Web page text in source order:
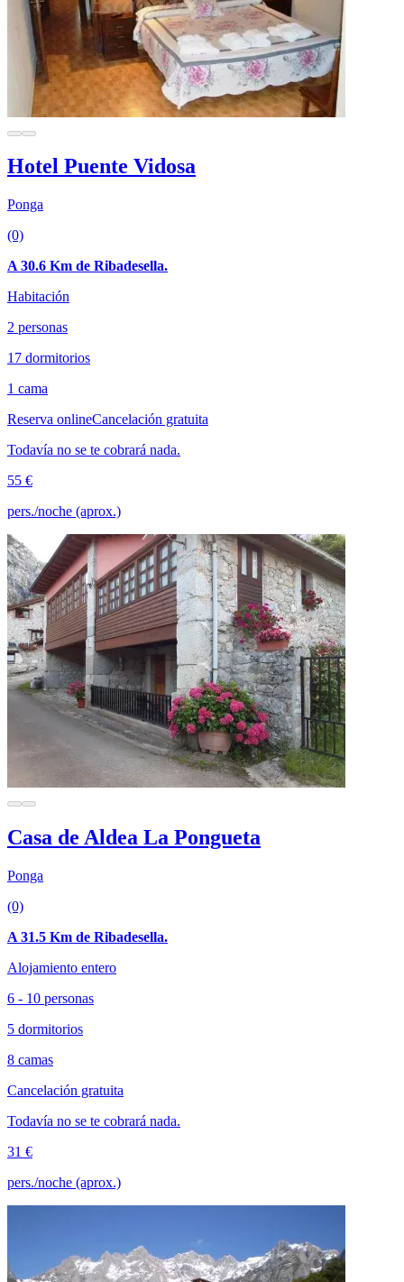
Hotel Puente Vidosa
Ponga
(0)
A 30.6 Km de Ribadesella.
Habitación
2 personas
17 dormitorios
1 cama
Reserva onlineCancelación gratuita
Todavía no se te cobrará nada.
55 €
pers./noche (aprox.)
Casa de Aldea La Pongueta
Ponga
(0)
A 31.5 Km de Ribadesella.
Alojamiento entero
6 - 10 personas
5 dormitorios
8 camas
Cancelación gratuita
Todavía no se te cobrará nada.
31 €
pers./noche (aprox.)